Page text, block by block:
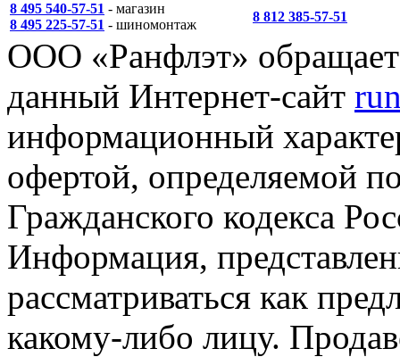
8 495 540-57-51 - магазин
8 495 225-57-51 - шиномонтаж
8 812 385-57-51
ООО «Ранфлэт»
данный Интернет-сайт
информационный
офертой, определяемой
Гражданского кодекса
Информация,
рассматриваться как
какому-либо лицу.